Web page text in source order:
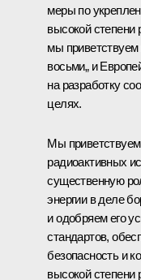
меры по
высокой степени
мы
восьми„ и
на разработку
целях.
Мы приветствуем
радиоактивных
существенную
энергии в деле
и одобряем его
стандартов,
безопасность и
высокой